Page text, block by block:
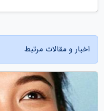
اخبار و مقالات مرتبط